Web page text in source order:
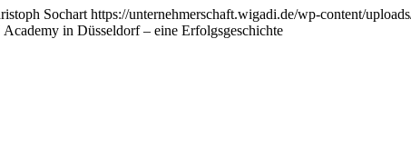
Sochart https://unternehmerschaft.wigadi.de/wp-content/
in Düsseldorf – eine Erfolgsgeschichte